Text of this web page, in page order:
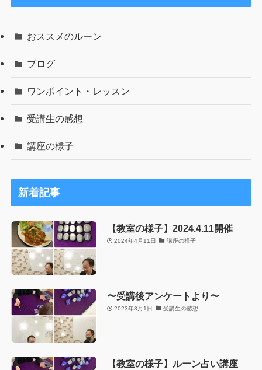
おススメのルーン
ブログ
ワンポイント・レッスン
受講生の感想
講座の様子
新着記事
【教室の様子】2024.4.11開催
2024年4月11日 講座の様子
〜受講後アンケートより〜
2023年3月1日 受講生の感想
【教室の様子】ルーン占い講座